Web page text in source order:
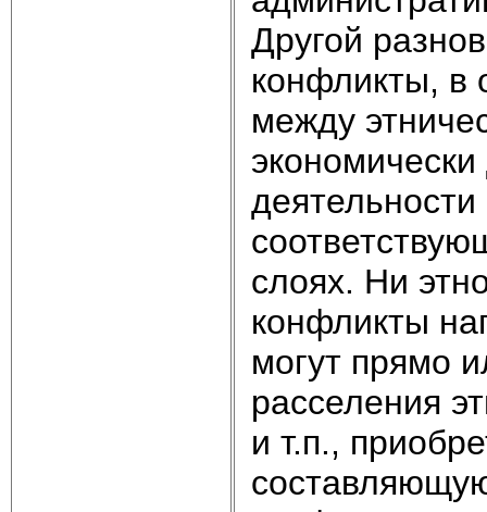
Другой
конфликты, в
между
слоях. Ни
конфликты
могут прямо
расселения
и т.п.,